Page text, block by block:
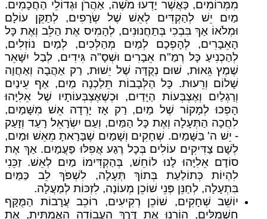
מִמְּרוֹמִים, כַּאֲשֶׁר יָדְעוּ מֹשֶׁה, אַהֲרֹן וּגְדוֹלֵי הַחֲכָמִים.
מַיִם יֵשׁ לְהַקְדִּים לְאֵשׁ שֶׁל שְׂרָפִים, לְתַקֵּן עוֹלָם
וּמְלֹאוֹ אַךְ בִּבְכִי בְּתַחֲנוּנִים, לְהָמִיס אֶת הַלֵּב וְאֶת כָּל
הָאֵבָרִים, לְהָפְכָם לְמַיִם מְהַלְּכִים, לְמַיִם נוֹזְלִים,
לְהַכְנִיעַ כָּל רְמַ"ח אֵבָרִים וּשְׁסָ"ה גִּידִים, לְבַל יִשָּׁאֵר
שֶׁמֶץ גֵּאוּת, שׁוּם נְקֻדָּה שֶׁל יֵשׁוּת, רַק אַהֲבָה וְאַחֲוָה
שָׁלוֹם וְרֵעוּת. כָּל הַלְּבָבוֹת תֵּלַכְנָה מַיִם, אַף עֵינַיִם
וְרַגְלַיִם וְאֶצְבְּעוֹת הַיָּדַיִם, וּכְשֶׁאֶצְבְּעוֹתָיו שֶׁל אֵלִיָּהוּ
הָפְכוּ לְמָקוֹר שֶׁל מַיִם, רַק אָז יָרְדָה אֵשׁ מִשָּׁמַיִם,
לִחֲכָה הַתְּעָלָה וְאֶת כָּל הַמַּיִם, וְעַם יִשְׂרָאֵל רָעַד וְזָעַק
- יֵשׁ ה' בַּשָּׁמַיִם. שְׁחָקִים וְשָׁמַיִם שֶׁבָּרָאתָ מֵאֵשׁ וּמַיִם,
לְשָׁם צַדִּיקִים עוֹלִים בְּכָל רֶגַע אֲפִלּוּ פַּעֲמַיִם. אַךְ אֶת
סוֹדָם אֵלִיָּהוּ לָנוּ לוֹחֵשׁ, בְּהַקְדִּימוֹ מַיִם לְאֵשׁ. זַכֵּנִי
לִהְיוֹת כְּתוֹלַעַת בְּתוֹךְ תְּעָלָה, לִשְׁפֹּךְ לֵב כַּמַּיִם
בִּתְעָלָה, לְחַנֵּן פְּנֵי שׁוֹכֵן מְעוֹנָה, לִזְכּוֹת לְמַעֲלָה.
יוֹשֵׁב שְׁחָקִים, שׁוֹכֵן רְקִיעִים, רוֹכֵב עֲרָבוֹת הַמֻּקָּף
חַשְׁמַלִּים, הוֹרֵנוּ אֶת דֶּרֶךְ הָעֲבוֹדָה הָאֲמִתִּית, אֶת